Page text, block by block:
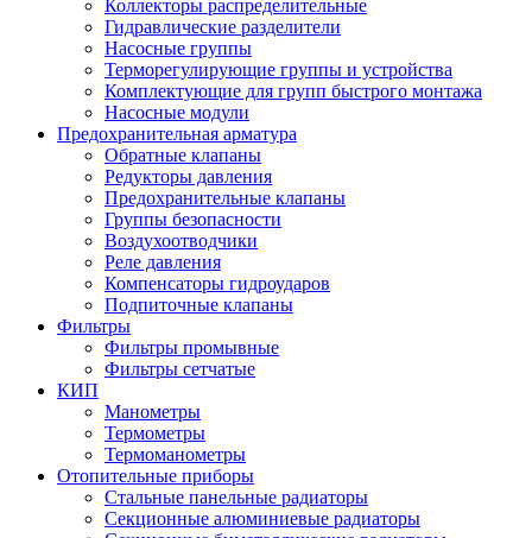
Коллекторы распределительные
Гидравлические разделители
Насосные группы
Терморегулирующие группы и устройства
Комплектующие для групп быстрого монтажа
Насосные модули
Предохранительная арматура
Обратные клапаны
Редукторы давления
Предохранительные клапаны
Группы безопасности
Воздухоотводчики
Реле давления
Компенсаторы гидроударов
Подпиточные клапаны
Фильтры
Фильтры промывные
Фильтры сетчатые
КИП
Манометры
Термометры
Термоманометры
Отопительные приборы
Стальные панельные радиаторы
Секционные алюминиевые радиаторы